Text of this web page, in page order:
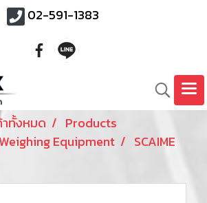
02-591-1383
ทั้งหมด
Products
Equipment
SCAIME